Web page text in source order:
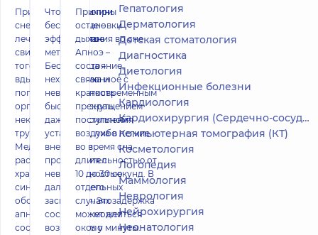
Причины храпа во
сне и методы его
лечения Храп – это
свидетельство
того, что
вдыхаемый воздух
попадает в
организм с
некоторыми
трудностями.
Медики
рассматривают
храп во сне как
синдром
обструктивного
апноэ, а это
состояние может
Что делать при
бессоннице –
эффективные
методы
Бессонница –
нехватка сна и
невозможность
быстро заснуть
даже при сильной
усталости, либо
внезапные
просыпания с
невозможностью
дальнейшего
засыпания. Это
состояние может
возникнуть у
Причины
остановки
дыхания во сне
Апноэ –
состояние,
связанное с
кратковременным
прекращением
поступления
воздуха в легкие
во время сна
длительностью от
10 до 30 секунд. В
отдельных
случаях задержка
может длиться
около минуты.
Гепатология
Дерматология
Детская стоматология
Диагностика
Диетология
Инфекционные болезни
Кардиология
Кардиохирургия (Сердечно-сосудистая хирургия)
Компьютерная томография (КТ)
Косметология
Логопедия
Маммология
Неврология
Нейрохирургия
Неонатология